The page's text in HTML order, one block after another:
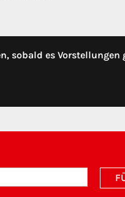
sobald es Vorstellungen